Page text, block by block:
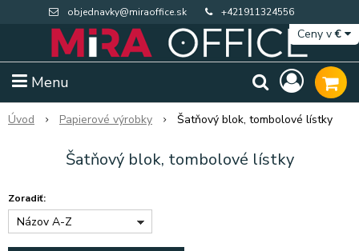
objednavky@miraoffice.sk +421911324556
Menu
Ceny v€
Úvod Papierové výrobky Šatňový blok, tombolové lístky
Šatňový blok, tombolové lístky
Zoradiť:
Názov A-Z